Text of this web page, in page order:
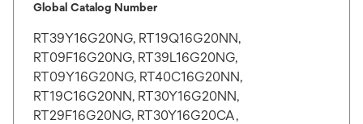
Global Catalog Number
RT39Y16G20NG, RT19Q16G20NN,
RT09F16G20NG, RT39L16G20NG,
RT09Y16G20NG, RT40C16G20NN,
RT19C16G20NN, RT30Y16G20NN,
RT29F16G20NG, RT30Y16G20CA,